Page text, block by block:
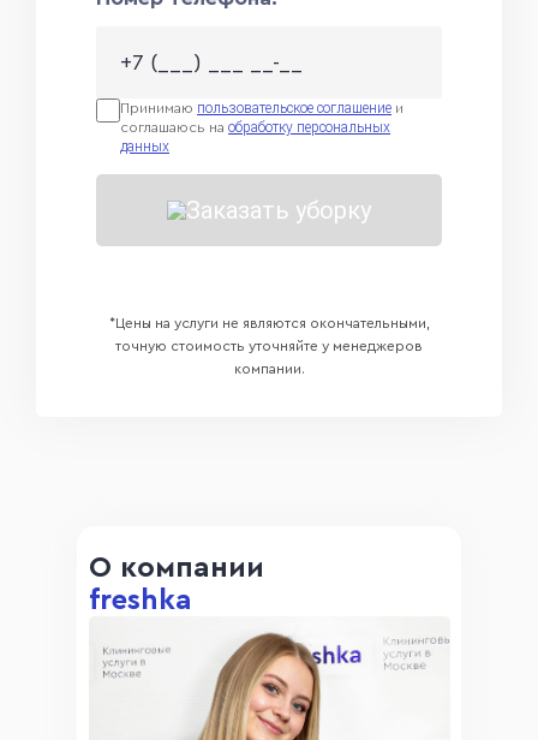
Принимаю пользовательское соглашение и
соглашаюсь на обработку персональных
данных
Заказать уборку
*Цены на услуги не являются окончательными,
точную стоимость уточняйте у менеджеров
компании.
О компании
freshka